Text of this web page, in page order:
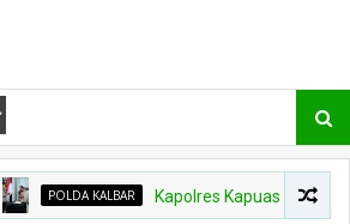
POLDA KALBAR Kapolres Kapuas Hulu